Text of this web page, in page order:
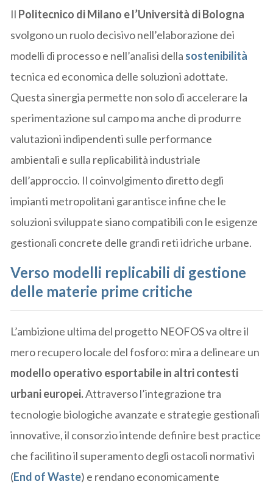
Il Politecnico di Milano e l’Università di Bologna
svolgono un ruolo decisivo nell’elaborazione dei
modelli di processo e nell’analisi della sostenibilità
tecnica ed economica delle soluzioni adottate.
Questa sinergia permette non solo di accelerare la
sperimentazione sul campo ma anche di produrre
valutazioni indipendenti sulle performance
ambientali e sulla replicabilità industriale
dell’approccio. Il coinvolgimento diretto degli
impianti metropolitani garantisce infine che le
soluzioni sviluppate siano compatibili con le esigenze
gestionali concrete delle grandi reti idriche urbane.
Verso modelli replicabili di gestione
delle materie prime critiche
L’ambizione ultima del progetto NEOFOS va oltre il
mero recupero locale del fosforo: mira a delineare un
modello operativo esportabile in altri contesti
urbani europei.Attraverso l’integrazione tra
tecnologie biologiche avanzate e strategie gestionali
innovative, il consorzio intende definire best practice
che facilitino il superamento degli ostacoli normativi
(End of Waste) e rendano economicamente